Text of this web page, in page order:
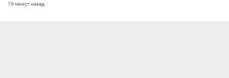
19 минут назад